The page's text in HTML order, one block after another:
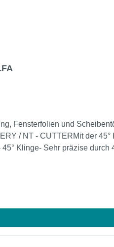
Fensterfolien und
/ NT - CUTTERMit der
von Blasen geeignet- 10 Klingen in Kunststoff-